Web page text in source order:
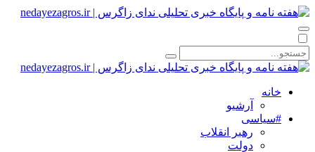
خانه
آرشیو
#سیاسی
رهبر انقلاب
دولت